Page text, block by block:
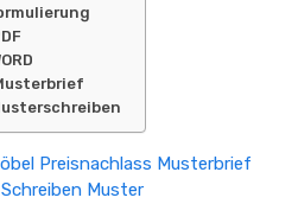
Preisnachlass Musterbrief
Muster